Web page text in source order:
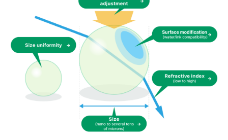
Size uniformity
Size